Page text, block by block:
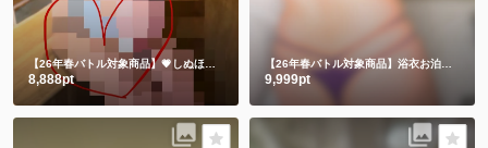
【26年春バトル対象商品】💗しぬほど恥ずかしかった💗うさちゃんメイド💗
8,888pt
【26年春バトル対象商品】浴衣お泊まり〜第二章〜
9,999pt